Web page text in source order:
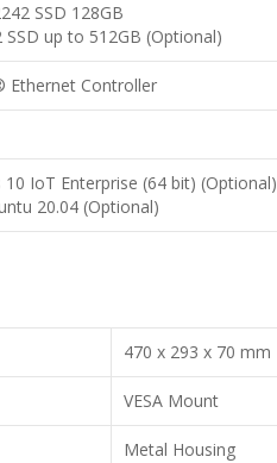
SSD 128GB
SSD up to 512GB (Optional)
Ethernet Controller
10 IoT Enterprise (64 bit) (Optional)
20.04 (Optional)
470 x 293 x 70 mm
VESA Mount
Metal Housing